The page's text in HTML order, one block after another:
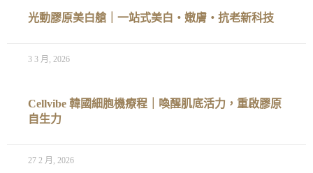
光動膠原美白艙｜一站式美白‧嫩膚‧抗老新科技
3 3 月, 2026
Cellvibe 韓國細胞機療程｜喚醒肌底活力，重啟膠原
自生力
27 2 月, 2026